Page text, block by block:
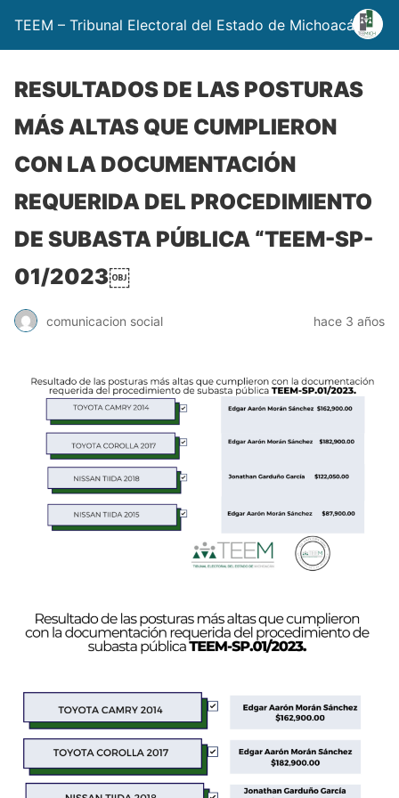
TEEM – Tribunal Electoral del Estado de Michoacán
RESULTADOS DE LAS POSTURAS
MÁS ALTAS QUE CUMPLIERON
CON LA DOCUMENTACIÓN
REQUERIDA DEL PROCEDIMIENTO
DE SUBASTA PÚBLICA “TEEM-SP-
01/2023￼
comunicacion social hace 3 años